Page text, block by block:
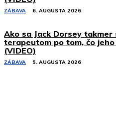
ZÁBAVA 6. AUGUSTA 2026
Ako sa Jack Dorsey takmer
terapeutom po tom, čo
(VIDEO)
ZÁBAVA 5. AUGUSTA 2026